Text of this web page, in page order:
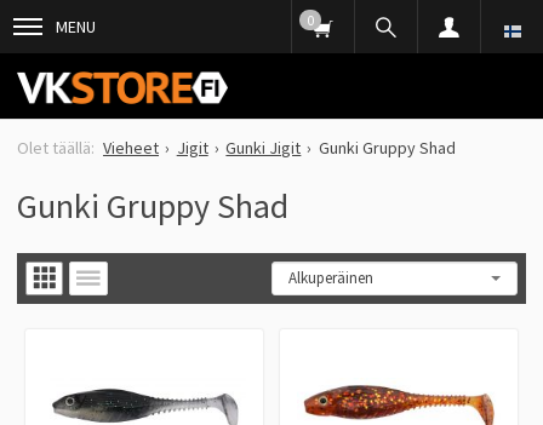
MENU 0
Vieheet Jigit Gunki Jigit Gunki Gruppy Shad
Gunki Gruppy Shad